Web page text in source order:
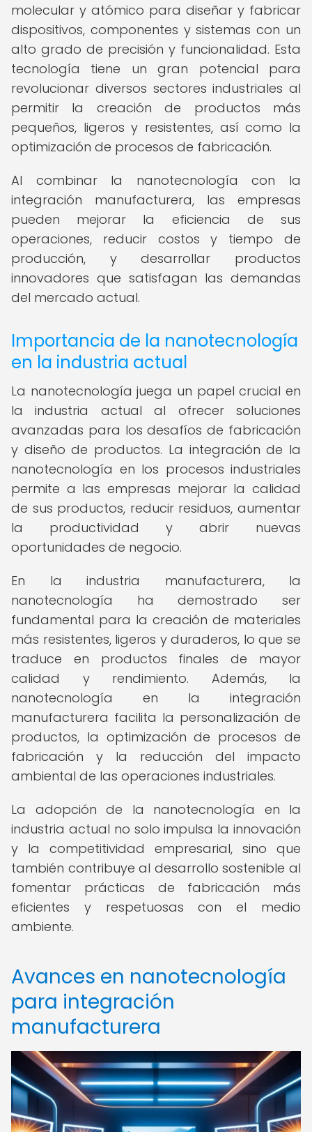
molecular y atómico para diseñar y fabricar
dispositivos, componentes y sistemas con un
alto grado de precisión y funcionalidad. Esta
tecnología tiene un gran potencial para
revolucionar diversos sectores industriales al
permitir la creación de productos más
pequeños, ligeros y resistentes, así como la
optimización de procesos de fabricación.
Al combinar la nanotecnología con la
integración manufacturera, las empresas
pueden mejorar la eficiencia de sus
operaciones, reducir costos y tiempo de
producción, y desarrollar productos
innovadores que satisfagan las demandas
del mercado actual.
Importancia de la nanotecnología
en la industria actual
La nanotecnología juega un papel crucial en
la industria actual al ofrecer soluciones
avanzadas para los desafíos de fabricación
y diseño de productos. La integración de la
nanotecnología en los procesos industriales
permite a las empresas mejorar la calidad
de sus productos, reducir residuos, aumentar
la productividad y abrir nuevas
oportunidades de negocio.
En la industria manufacturera, la
nanotecnología ha demostrado ser
fundamental para la creación de materiales
más resistentes, ligeros y duraderos, lo que se
traduce en productos finales de mayor
calidad y rendimiento. Además, la
nanotecnología en la integración
manufacturera facilita la personalización de
productos, la optimización de procesos de
fabricación y la reducción del impacto
ambiental de las operaciones industriales.
La adopción de la nanotecnología en la
industria actual no solo impulsa la innovación
y la competitividad empresarial, sino que
también contribuye al desarrollo sostenible al
fomentar prácticas de fabricación más
eficientes y respetuosas con el medio
ambiente.
Avances en nanotecnología
para integración
manufacturera